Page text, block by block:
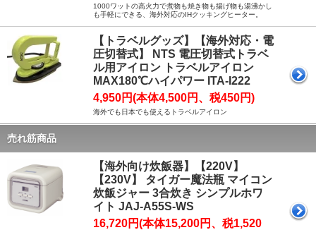
1000ワットの高火力で煮物も焼き物も揚げ物も湯沸かし
も手軽にできる、海外対応のIHクッキングヒーター。
【トラベルグッズ】【海外対応・電
圧切替式】 NTS 電圧切替式トラベ
ル用アイロン トラベルアイロン
MAX180℃ハイパワー ITA-I222
4,950円(本体4,500円、税450円)
海外でも日本でも使えるトラベルアイロン
売れ筋商品
【海外向け炊飯器】【220V】
【230V】 タイガー魔法瓶 マイコン
炊飯ジャー 3合炊き シンプルホワ
イト JAJ-A55S-WS
16,720円(本体15,200円、税1,520